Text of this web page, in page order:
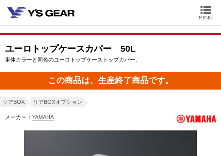
ユーロトップケースカバー 50L
車体カラーと同色のユーロトップケーストップカバー。
この商品は、生産終了商品です。
リアBOX リアBOXオプション
メーカー： YAMAHA